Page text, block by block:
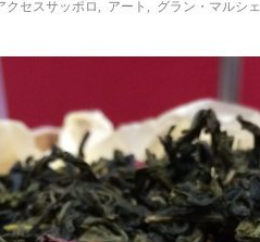
クセスサッポロ アート グラン・マルシェ